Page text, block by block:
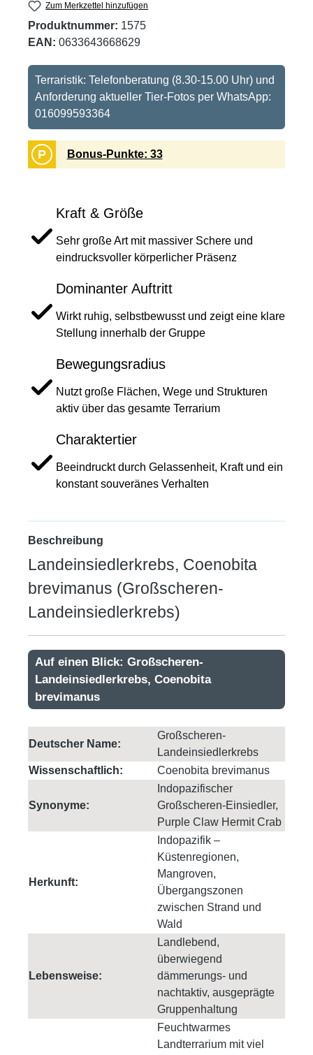
Zum Merkzettel hinzufügen
Produktnummer: 1575
EAN: 0633643668629
Terraristik: Telefonberatung (8.30-15.00 Uhr) und
Anforderung aktueller Tier-Fotos per WhatsApp:
016099593364
P Bonus-Punkte: 33
Kraft & Größe
Sehr große Art mit massiver Schere und
eindrucksvoller körperlicher Präsenz
Dominanter Auftritt
Wirkt ruhig, selbstbewusst und zeigt eine klare
Stellung innerhalb der Gruppe
Bewegungsradius
Nutzt große Flächen, Wege und Strukturen
aktiv über das gesamte Terrarium
Charaktertier
Beeindruckt durch Gelassenheit, Kraft und ein
konstant souveränes Verhalten
Beschreibung
Landeinsiedlerkrebs, Coenobita
brevimanus (Großscheren-
Landeinsiedlerkrebs)
Auf einen Blick: Großscheren-
Landeinsiedlerkrebs, Coenobita
brevimanus
Deutscher Name:
Großscheren-
Landeinsiedlerkrebs
Wissenschaftlich:
Coenobita brevimanus
Synonyme:
Indopazifischer
Großscheren-Einsiedler,
Purple Claw Hermit Crab
Herkunft:
Indopazifik –
Küstenregionen,
Mangroven,
Übergangszonen
zwischen Strand und
Wald
Lebensweise:
Landlebend,
überwiegend
dämmerungs- und
nachtaktiv, ausgeprägte
Gruppenhaltung
Feuchtwarmes
Landterrarium mit viel